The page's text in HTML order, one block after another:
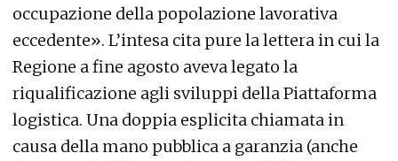
occupazione della popolazione lavorativa
eccedente». L’intesa cita pure la lettera in cui la
Regione a fine agosto aveva legato la
riqualificazione agli sviluppi della Piattaforma
logistica. Una doppia esplicita chiamata in
causa della mano pubblica a garanzia (anche